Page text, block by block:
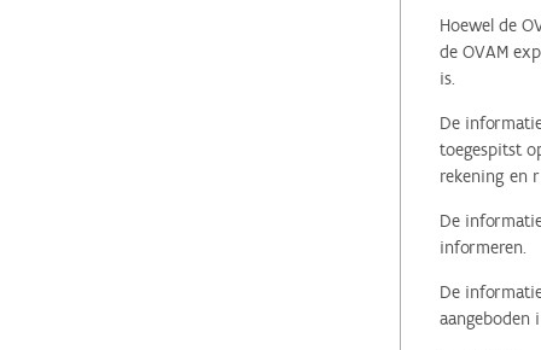
Hoewel de
de OVAM
is.
De
toegespitst
rekening en
De
informeren.
De
aangeboden